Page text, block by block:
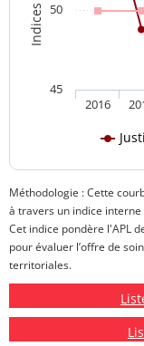
2016
45
50
Méthodologie : Cette
à travers un indice interne
Cet indice pondère l'APL
pour évaluer l’offre de
territoriales.